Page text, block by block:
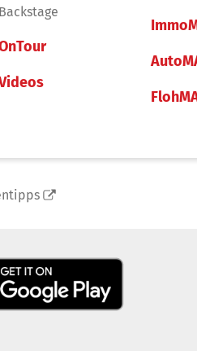
Backstage